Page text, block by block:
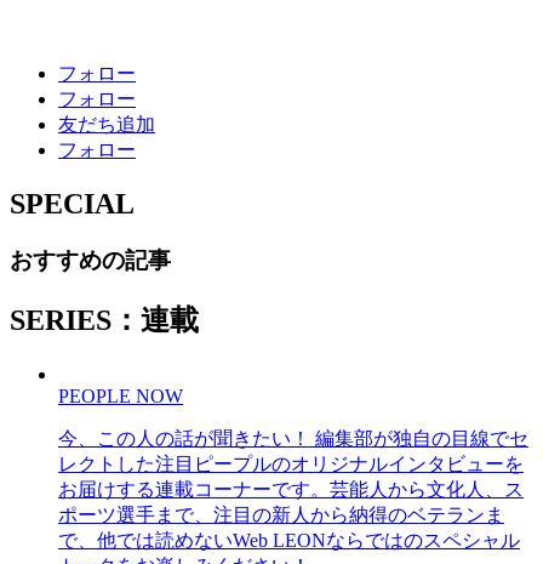
フォロー
フォロー
友だち追加
フォロー
SPECIAL
おすすめの記事
SERIES：連載
PEOPLE NOW
今、この人の話が聞きたい！ 編集部が独自の目線でセ
レクトした注目ピープルのオリジナルインタビューを
お届けする連載コーナーです。芸能人から文化人、ス
ポーツ選手まで、注目の新人から納得のベテランま
で、他では読めないWeb LEONならではのスペシャル